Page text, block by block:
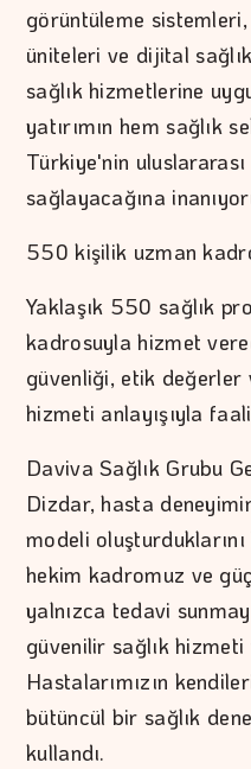
görüntüleme
üniteleri ve dijital
sağlık hizmetlerine
yatırımın hem sağlık
Türkiye'nin
sağlayacağına
550 kişilik uzman
Yaklaşık 550 sağlık
kadrosuyla hizmet
güvenliği, etik değerler
hizmeti anlayışıyla
Daviva Sağlık Grubu
Dizdar, hasta
modeli
hekim kadromuz ve
yalnızca tedavi
güvenilir sağlık
Hastalarımızın
bütüncül bir sağlık
kullandı.